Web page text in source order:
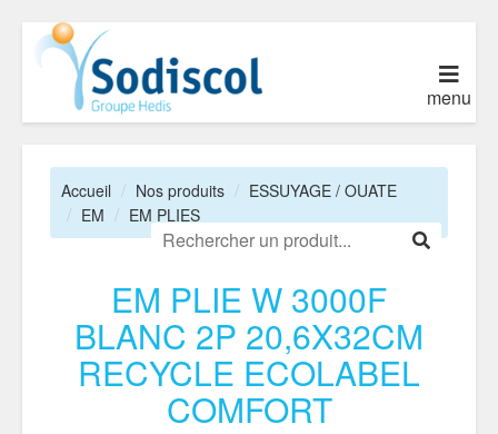
menu
Accueil Nos produits
ESSUYAGE / OUATE
EM
EM PLIES
EM PLIE W 3000F
BLANC 2P 20,6X32CM
RECYCLE ECOLABEL
COMFORT